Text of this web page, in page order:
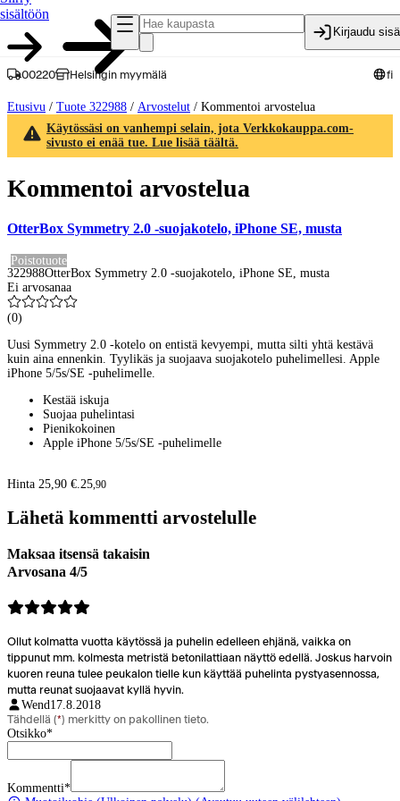
sisältöön
Kirjaudu
00220 Helsingin myymälä fi
Etusivu / Tuote 322988 / Arvostelut / Kommentoi arvostelua
Käytössäsi on vanhempi selain, jota Verkkokauppa.com-
sivusto ei enää tue. Lue lisää täältä.
Kommentoi arvostelua
OtterBox Symmetry 2.0 -suojakotelo, iPhone SE, musta
Poistotuote
322988OtterBox Symmetry 2.0 -suojakotelo, iPhone SE, musta
Ei arvosanaa
(0)
Uusi Symmetry 2.0 -kotelo on entistä kevyempi, mutta silti yhtä kestävä
kuin aina ennenkin. Tyylikäs ja suojaava suojakotelo puhelimellesi. Apple
iPhone 5/5s/SE -puhelimelle.
Kestää iskuja
Suojaa puhelintasi
Pienikokoinen
Apple iPhone 5/5s/SE -puhelimelle
Hinta 25,90 €. 25,90
Lähetä kommentti arvostelulle
Maksaa itsensä takaisin
Arvosana 4/5
Ollut kolmatta vuotta käytössä ja puhelin edelleen ehjänä, vaikka on
tippunut mm. kolmesta metristä betonilattiaan näyttö edellä. Joskus harvoin
kuoren reuna tulee peukalon tielle kun käyttää puhelinta pystyasennossa,
mutta reunat suojaavat kyllä hyvin.
Wend 17.8.2018
Tähdellä (*) merkitty on pakollinen tieto.
Otsikko*
Kommentti*